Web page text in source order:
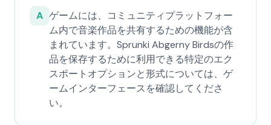
A ゲームには、コミュニティプラットフォー
ム内で音楽作品を共有するための機能が含
まれています。Sprunki Abgerny Birdsの作
品を保存するために利用できる特定のエク
スポートオプションと形式については、ゲ
ームインターフェースを確認してくださ
い。